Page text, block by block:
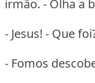
irmão. - Olha a
- Jesus! - Que
- Fomos